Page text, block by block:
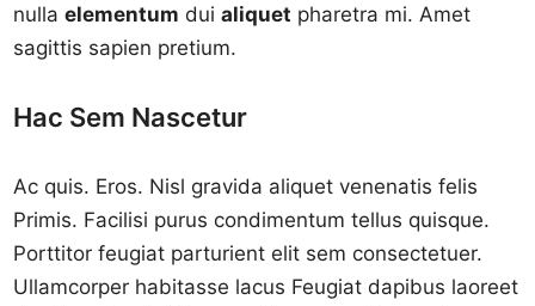
nullaelementum duialiquet pharetra mi. Amet
sagittis sapien pretium.
Hac Sem Nascetur
Ac quis. Eros. Nisl gravida aliquet venenatis felis
Primis. Facilisi purus condimentum tellus quisque.
Porttitor feugiat parturient elit sem consectetuer.
Ullamcorper habitasse lacus Feugiat dapibus laoreet